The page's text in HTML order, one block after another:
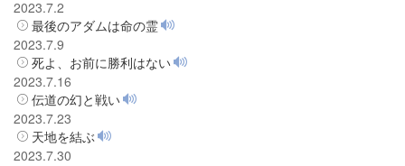
2023.7.2
最後のアダムは命の霊
2023.7.9
死よ、お前に勝利はない
2023.7.16
伝道の幻と戦い
2023.7.23
天地を結ぶ
2023.7.30